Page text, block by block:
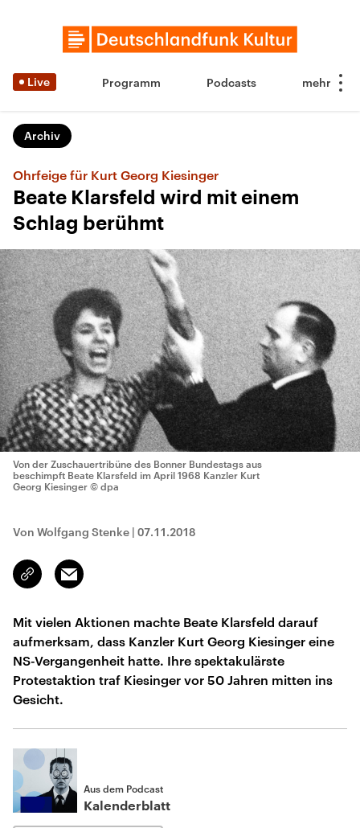
Live Programm Podcasts
Archiv
Ohrfeige für Kurt Georg Kiesinger
Beate Klarsfeld wird mit einem
Schlag berühmt
Von der Zuschauertribüne des Bonner Bundestags aus
beschimpft Beate Klarsfeld im April 1968 Kanzler Kurt
Georg Kiesinger © dpa
Von Wolfgang Stenke | 07.11.2018
Link
kopieren/teilen
Email
Mit vielen Aktionen machte Beate Klarsfeld darauf
aufmerksam, dass Kanzler Kurt Georg Kiesinger eine
NS-Vergangenheit hatte. Ihre spektakulärste
Protestaktion traf Kiesinger vor 50 Jahren mitten ins
Gesicht.
Aus dem Podcast
Kalenderblatt